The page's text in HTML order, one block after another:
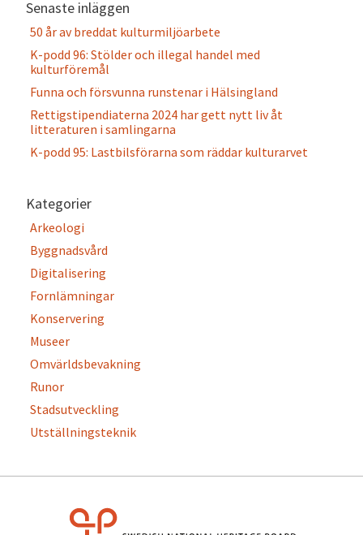
Senaste inläggen
50 år av breddat kulturmiljöarbete
K-podd 96: Stölder och illegal handel med
kulturföremål
Funna och försvunna runstenar i Hälsingland
Rettigstipendiaterna 2024 har gett nytt liv åt
litteraturen i samlingarna
K-podd 95: Lastbilsförarna som räddar kulturarvet
Kategorier
Arkeologi
Byggnadsvård
Digitalisering
Fornlämningar
Konservering
Museer
Omvärldsbevakning
Runor
Stadsutveckling
Utställningsteknik